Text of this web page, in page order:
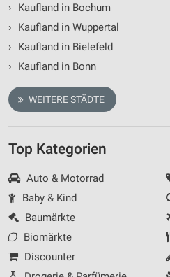
›
Kaufland in Bochum
›
Kaufland in Wuppertal
›
Kaufland in Bielefeld
›
Kaufland in Bonn
WEITERE STÄDTE
Top Kategorien
Auto & Motorrad
Baby & Kind
Baumärkte
Biomärkte
Discounter
Quellen
Entwicklung und Verbesserung
Verwendung reduzierter Daten
IAB-Besonderheiten:
Geräte anhand von aktiv
Notwendig
Performance